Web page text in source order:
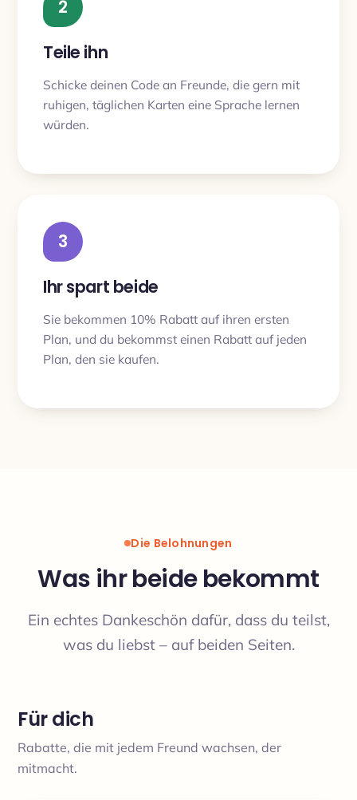
2
Teile ihn
Schicke deinen Code an Freunde, die gern mit
ruhigen, täglichen Karten eine Sprache lernen
würden.
3
Ihr spart beide
Sie bekommen 10% Rabatt auf ihren ersten
Plan, und du bekommst einen Rabatt auf jeden
Plan, den sie kaufen.
Die Belohnungen
Was ihr beide bekommt
Ein echtes Dankeschön dafür, dass du teilst,
was du liebst – auf beiden Seiten.
Für dich
Rabatte, die mit jedem Freund wachsen, der
mitmacht.